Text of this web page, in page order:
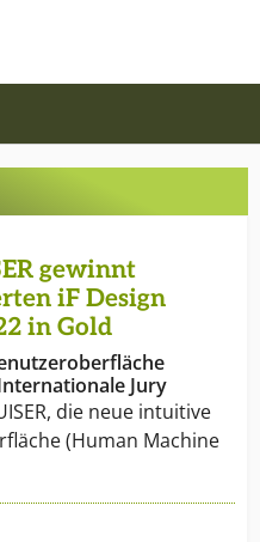
gewinnt
iF Design
in Gold
Jury
die neue intuitive
(Human Machine